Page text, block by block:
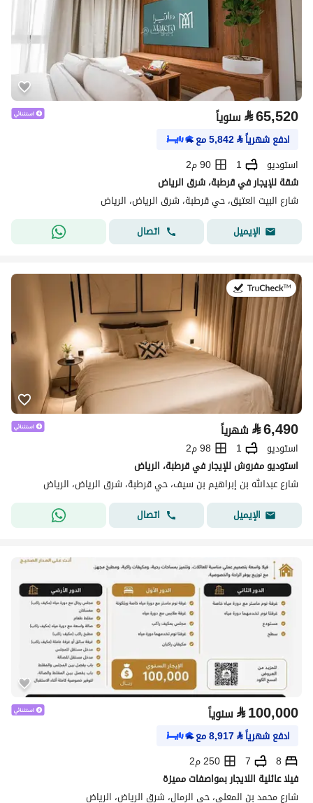
⃁65,520 سنوياً
ادفع شهرياً⃁
5,842مع
استوديو
1
90 م2
شقة للإيجار في قرطبة، شرق الرياض
شارع البيت العتيق، حي قرطبة، شرق الرياض، الرياض
الإيميل
اتصال
في:26 يوليو 2026
⃁6,490 شهرياً
استوديو 1
98 م2
استوديو مفروش للإيجار في قرطبة، الرياض
شارع عبدالله بن إبراهيم بن سيف، حي قرطبة، شرق الرياض، الرياض
الإيميل
اتصال
⃁100,000 سنوياً
ادفع شهرياً⃁
8,917مع
8
7
250 م2
فيلا عائلية اللايجار بمواصفات مميزة
شارع محمد بن المعلي، حي الرمال، شرق الرياض، الرياض